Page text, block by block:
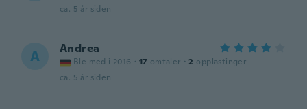
ca. 5 år siden
A Andrea
Ble med i 2016 · 17 omtaler · 2 opplastinger
ca. 5 år siden